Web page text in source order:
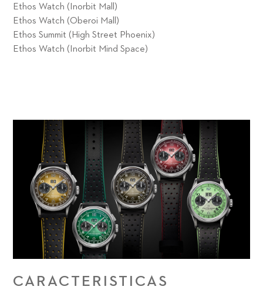
Ethos Watch (Inorbit Mall)
Ethos Watch (Oberoi Mall)
Ethos Summit (High Street Phoenix)
Ethos Watch (Inorbit Mind Space)
CARACTERISTICAS